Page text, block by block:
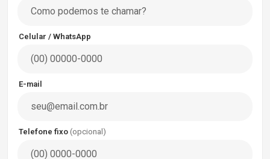
Celular / WhatsApp
E-mail
Telefone fixo (opcional)